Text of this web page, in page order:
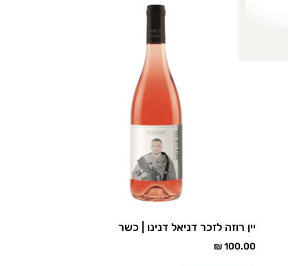
יין רוזה לזכר דניאל דנינו | כשר
₪100.00